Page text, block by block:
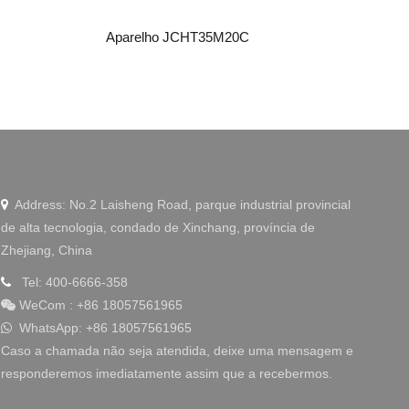
Aparelho JCHT35M20C
Address: No.2 Laisheng Road, parque industrial provincial
de alta tecnologia, condado de Xinchang, província de
Zhejiang, China
 Tel: 400-6666-358
 WeCom : +86 18057561965
 WhatsApp: +86 18057561965
Caso a chamada não seja atendida, deixe uma mensagem e
responderemos imediatamente assim que a recebermos.